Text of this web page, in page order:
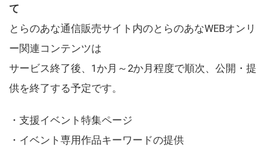
て
とらのあな通信販売サイト内のとらのあなWEBオンリ
ー関連コンテンツは
サービス終了後、1か月～2か月程度で順次、公開・提
供を終了する予定です。
・支援イベント特集ページ
・イベント専用作品キーワードの提供